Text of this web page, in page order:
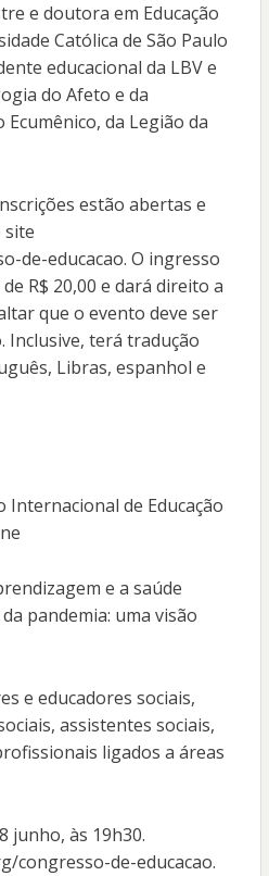
e doutora em Educação
Católica de São Paulo
educacional da LBV e
do Afeto e da
Ecumênico, da Legião da
estão abertas e
site
de-educacao. O ingresso
R$ 20,00 e dará direito a
que o evento deve ser
Inclusive, terá tradução
Libras, espanhol e
Internacional de Educação
e a saúde
pandemia: uma visão
e educadores sociais,
assistentes sociais,
ligados a áreas
junho, às 19h30.
congresso-de-educacao.